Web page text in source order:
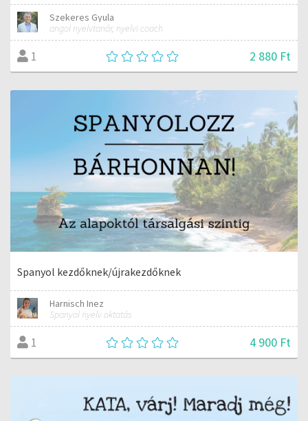
Szekeres Gyula
angol nyelvtanár, nyelvi coach
1 2 880 Ft
Spanyol kezdőknek/újrakezdőknek
Harnisch Inez
Spanyol nyelv oktatás
1 4 900 Ft